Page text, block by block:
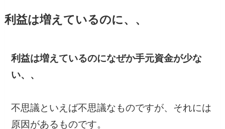
利益は増えているのに、、
利益は増えているのになぜか手元資金が少な
い、、
不思議といえば不思議なものですが、それには
原因があるものです。